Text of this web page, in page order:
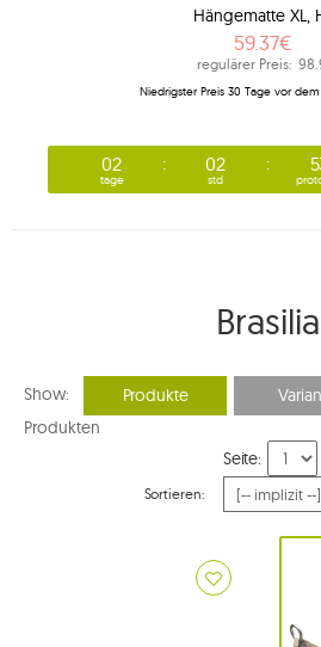
Hängematte XL,
59.37€
regulärer Preis:
Niedrigster Preis 30 Tage vor dem
02
tage
02
std
Brasilia
Show: Produkte
Produkten
Seite:
Sortieren: